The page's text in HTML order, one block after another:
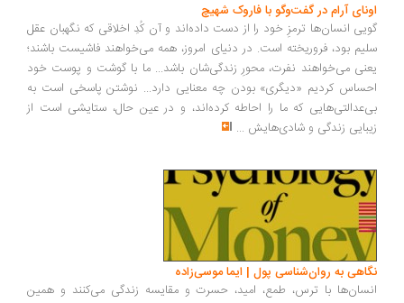
آرام در گفت‌وگو با فاروک شهیچ‭
انسان‌ها ترمزِ خود را از دست داده‌اند و آن کُدِ اخلاقی که نگهبان عقل
بود، فروریخته است. در دنیای امروز، همه می‌خواهند فاشیست باشند؛
می‌خواهند نفرت، محورِ زندگی‌شان باشد... ما با گوشت و پوست خود
کردیم «دیگری» بودن چه معنایی دارد... نوشتن پاسخی است به
که ما را احاطه کرده‌اند، و در عین حال، ستایشی است از
زندگی و شادی‌هایش...
به روان‌شناسی پول | ایما موسی‌زاده
با ترس، طمع، امید، حسرت و مقایسه زندگی می‌کنند و همین